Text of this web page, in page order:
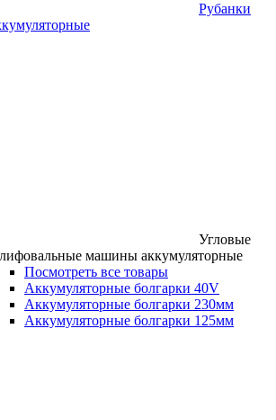
Рубанки
Угловые
машины аккумуляторные
Посмотреть все товары
Аккумуляторные болгарки 40V
Аккумуляторные болгарки 230мм
Аккумуляторные болгарки 125мм